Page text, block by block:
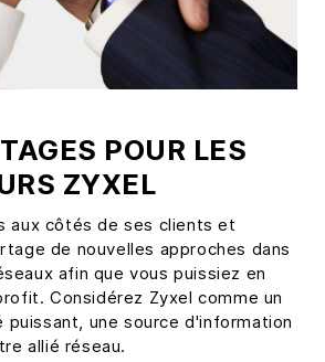
POUR LES
ZYXEL
aux côtés de ses clients et
de nouvelles approches dans
afin que vous puissiez en
Considérez Zyxel comme un
puissant, une source d'information
allié réseau.